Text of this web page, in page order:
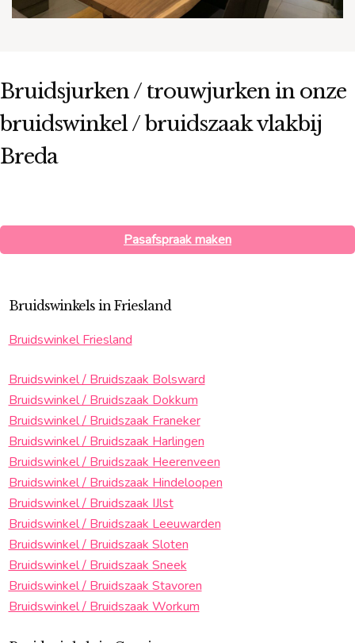
Bruidsjurken / trouwjurken in onze
bruidswinkel / bruidszaak vlakbij
Breda
Pasafspraak maken
Bruidswinkels in Friesland
Bruidswinkel Friesland
Bruidswinkel / Bruidszaak Bolsward
Bruidswinkel / Bruidszaak Dokkum
Bruidswinkel / Bruidszaak Franeker
Bruidswinkel / Bruidszaak Harlingen
Bruidswinkel / Bruidszaak Heerenveen
Bruidswinkel / Bruidszaak Hindeloopen
Bruidswinkel / Bruidszaak IJlst
Bruidswinkel / Bruidszaak Leeuwarden
Bruidswinkel / Bruidszaak Sloten
Bruidswinkel / Bruidszaak Sneek
Bruidswinkel / Bruidszaak Stavoren
Bruidswinkel / Bruidszaak Workum